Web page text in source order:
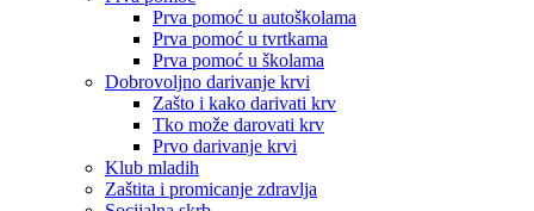
Prva pomoć u autoškolama
Prva pomoć u tvrtkama
Prva pomoć u školama
Dobrovoljno darivanje krvi
Zašto i kako darivati krv
Tko može darovati krv
Prvo darivanje krvi
Klub mladih
Zaštita i promicanje zdravlja